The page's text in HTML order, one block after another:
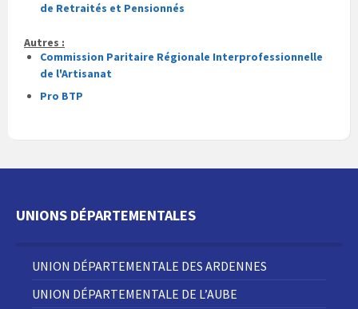
de Retraités et Pensionnés
Autres :
Commission Paritaire Régionale Interprofessionnelle
de l'Artisanat
Pro BTP
UNIONS DÉPARTEMENTALES
UNION DÉPARTEMENTALE DES ARDENNES
UNION DÉPARTEMENTALE DE L’AUBE